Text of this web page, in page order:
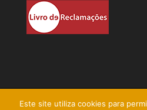
Este site utiliza cookies para